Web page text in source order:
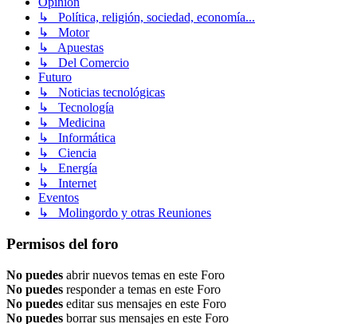
↳ Política, religión, sociedad, economía...
↳ Motor
↳ Apuestas
↳ Del Comercio
Futuro
↳ Noticias tecnológicas
↳ Tecnología
↳ Medicina
↳ Informática
↳ Ciencia
↳ Energía
↳ Internet
Eventos
↳ Molingordo y otras Reuniones
Permisos del foro
No puedes abrir nuevos temas en este Foro
No puedes responder a temas en este Foro
No puedes editar sus mensajes en este Foro
No puedes borrar sus mensajes en este Foro